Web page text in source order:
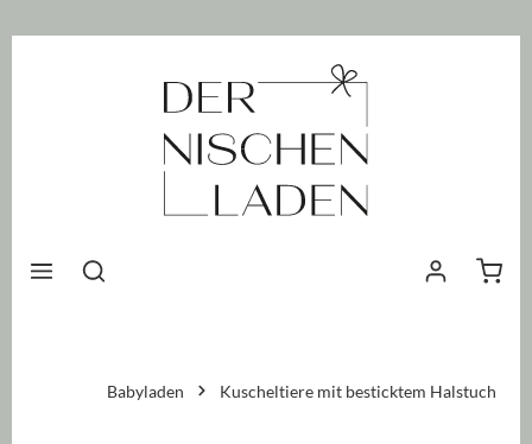
Babyladen Kuscheltiere mit besticktem Halstuch